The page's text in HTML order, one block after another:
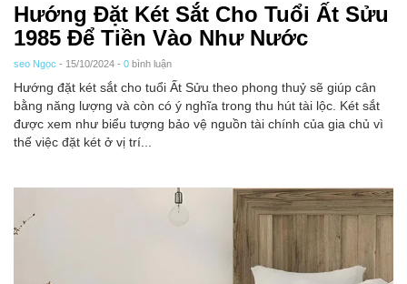
Hướng Đặt Két Sắt Cho Tuổi Ất Sửu
1985 Để Tiền Vào Như Nước
seo Ngọc - 15/10/2024 - 0 bình luận
Hướng đặt két sắt cho tuổi Ất Sửu theo phong thuỷ sẽ giúp cân
bằng năng lượng và còn có ý nghĩa trong thu hút tài lộc. Két sắt
được xem như biểu tượng bảo vệ nguồn tài chính của gia chủ vì
thế việc đặt két ở vị trí...